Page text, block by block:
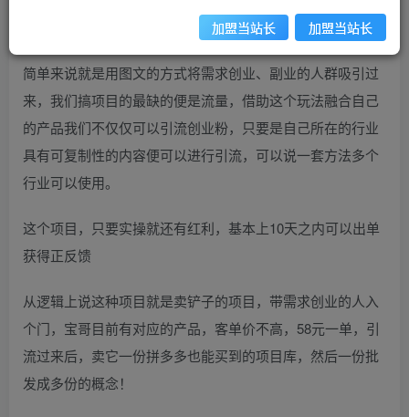
一：先说下什么是「IP图文项目引流」
简单来说就是用图文的方式将需求创业、副业的人群吸引过
来，我们搞项目的最缺的便是流量，借助这个玩法融合自己
的产品我们不仅仅可以引流创业粉，只要是自己所在的行业
具有可复制性的内容便可以进行引流，可以说一套方法多个
行业可以使用。
这个项目，只要实操就还有红利，基本上10天之内可以出单
获得正反馈
从逻辑上说这种项目就是卖铲子的项目，带需求创业的人入
个门，宝哥目前有对应的产品，客单价不高，58元一单，引
流过来后，卖它一份拼多多也能买到的项目库，然后一份批
发成多份的概念！
加盟当站长 加盟当站长